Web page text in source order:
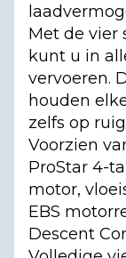
Met de vier
kunt u in
vervoeren.
houden
zelfs op
Voorzien
ProStar 4-
motor,
EBS
Descent